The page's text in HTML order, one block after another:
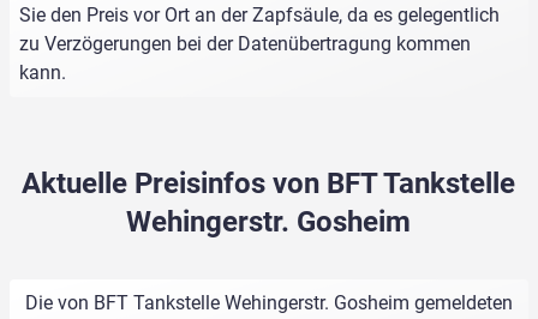
Sie den Preis vor Ort an der Zapfsäule, da es gelegentlich
zu Verzögerungen bei der Datenübertragung kommen
kann.
Aktuelle Preisinfos von BFT Tankstelle
Wehingerstr. Gosheim
Die von BFT Tankstelle Wehingerstr. Gosheim gemeldeten